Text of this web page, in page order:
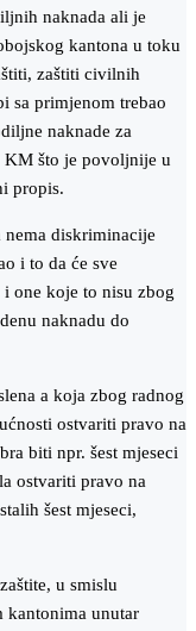
naknada ali je
kantona u toku
zaštiti civilnih
sa primjenom trebao
naknade za
KM što je povoljnije u
propis.
diskriminacije
i to da će sve
one koje to nisu zbog
naknadu do
a koja zbog radnog
ostvariti pravo na
biti npr. šest mjeseci
ostvariti pravo na
šest mjeseci,
u smislu
kantonima unutar